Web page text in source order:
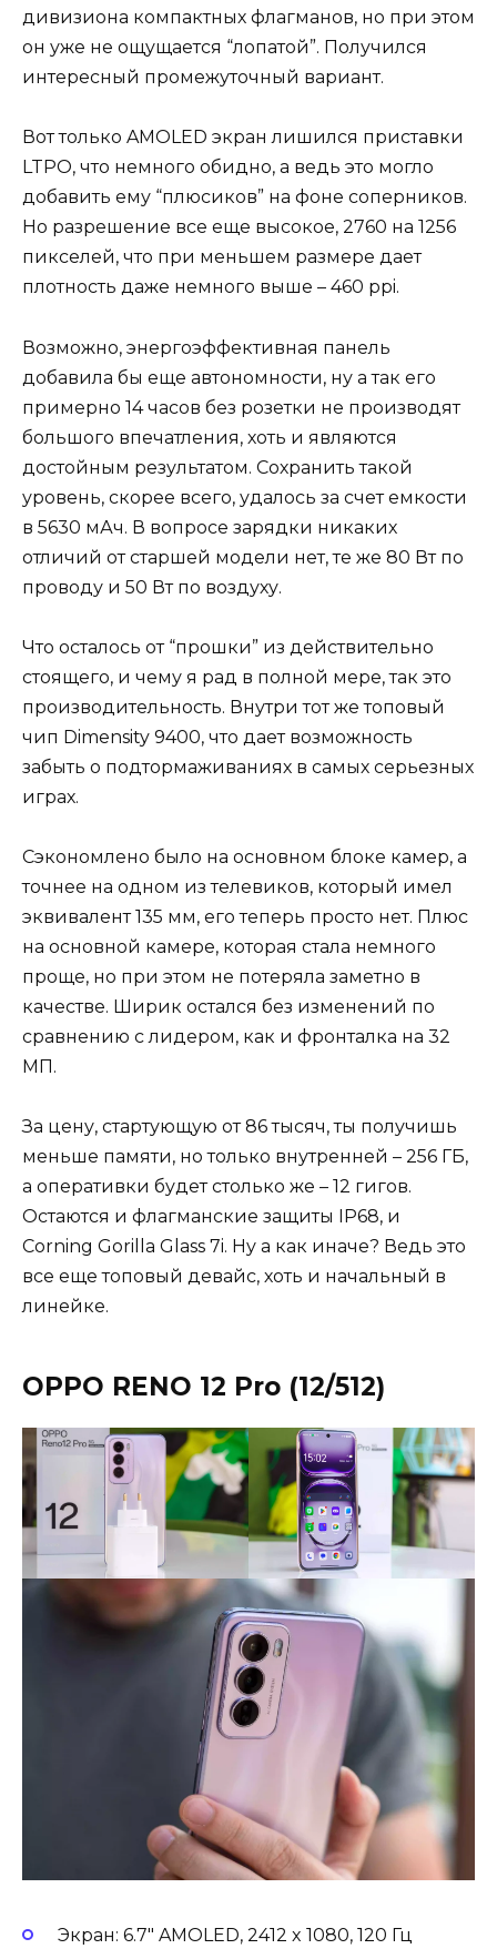
дивизиона компактных флагманов, но при этом
он уже не ощущается “лопатой”. Получился
интересный промежуточный вариант.
Вот только AMOLED экран лишился приставки
LTPO, что немного обидно, а ведь это могло
добавить ему “плюсиков” на фоне соперников.
Но разрешение все еще высокое, 2760 на 1256
пикселей, что при меньшем размере дает
плотность даже немного выше – 460 ppi.
Возможно, энергоэффективная панель
добавила бы еще автономности, ну а так его
примерно 14 часов без розетки не производят
большого впечатления, хоть и являются
достойным результатом. Сохранить такой
уровень, скорее всего, удалось за счет емкости
в 5630 мАч. В вопросе зарядки никаких
отличий от старшей модели нет, те же 80 Вт по
проводу и 50 Вт по воздуху.
Что осталось от “прошки” из действительно
стоящего, и чему я рад в полной мере, так это
производительность. Внутри тот же топовый
чип Dimensity 9400, что дает возможность
забыть о подтормаживаниях в самых серьезных
играх.
Сэкономлено было на основном блоке камер, а
точнее на одном из телевиков, который имел
эквивалент 135 мм, его теперь просто нет. Плюс
на основной камере, которая стала немного
проще, но при этом не потеряла заметно в
качестве. Ширик остался без изменений по
сравнению с лидером, как и фронталка на 32
МП.
За цену, стартующую от 86 тысяч, ты получишь
меньше памяти, но только внутренней – 256 ГБ,
а оперативки будет столько же – 12 гигов.
Остаются и флагманские защиты IP68, и
Corning Gorilla Glass 7i. Ну а как иначе? Ведь это
все еще топовый девайс, хоть и начальный в
линейке.
OPPO RENO 12 Pro (12/512)
Экран: 6.7″ AMOLED, 2412 x 1080, 120 Гц